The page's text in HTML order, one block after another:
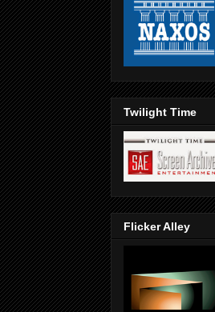
Twilight Time
Flicker Alley